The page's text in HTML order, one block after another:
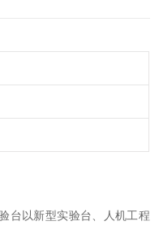
台以新型实验台、人机工程